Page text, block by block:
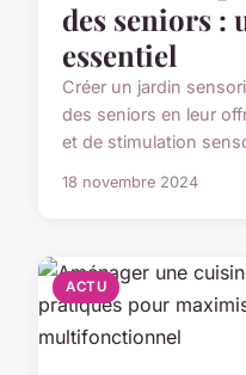
des seniors :
essentiel
Créer un jardin
des seniors en leur
et de stimulation
18 novembre 2024
ACTU